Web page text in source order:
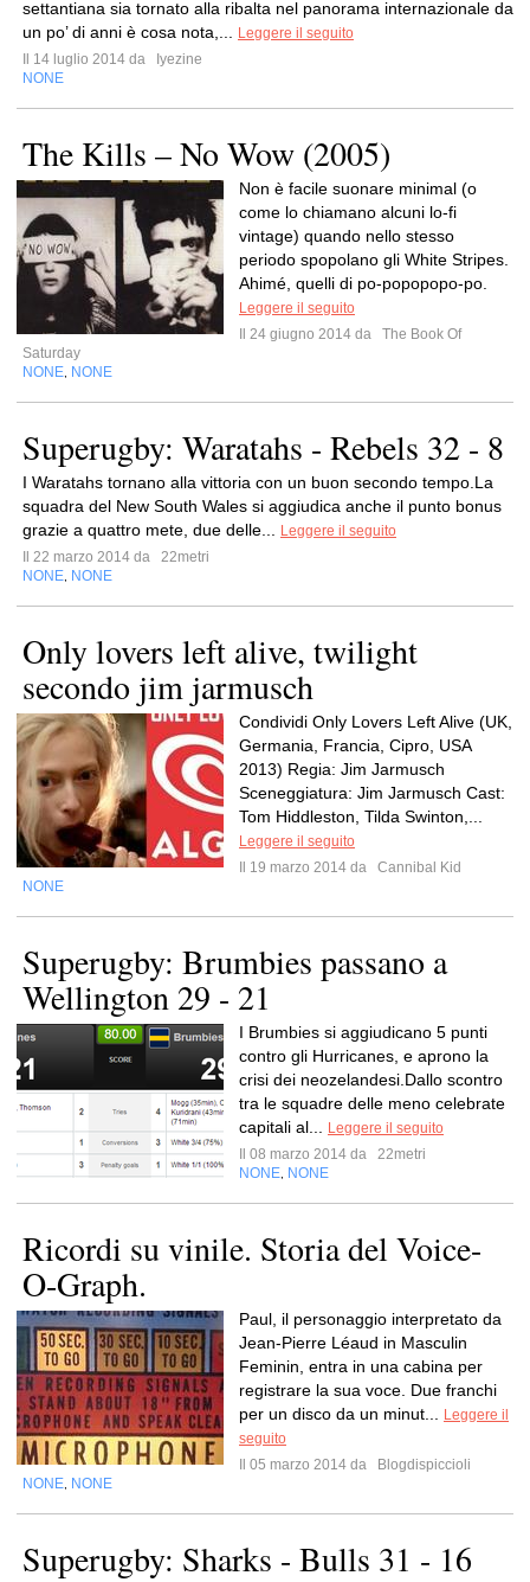
settantiana sia tornato alla ribalta nel panorama internazionale da
un po’ di anni è cosa nota,...
Leggere il seguito
Il 14 luglio 2014 da
Iyezine
NONE
The Kills – No Wow (2005)
Non è facile suonare minimal (o
come lo chiamano alcuni lo-fi
vintage) quando nello stesso
periodo spopolano gli White Stripes.
Ahimé, quelli di po-popopopo-po.
Leggere il seguito
Il 24 giugno 2014 da
The Book Of
Saturday
NONE NONE
Superugby: Waratahs - Rebels 32 - 8
I Waratahs tornano alla vittoria con un buon secondo tempo.La
squadra del New South Wales si aggiudica anche il punto bonus
grazie a quattro mete, due delle...
Leggere il seguito
Il 22 marzo 2014 da
22metri
NONE NONE
Only lovers left alive, twilight
secondo jim jarmusch
Condividi Only Lovers Left Alive (UK,
Germania, Francia, Cipro, USA
2013) Regia: Jim Jarmusch
Sceneggiatura: Jim Jarmusch Cast:
Tom Hiddleston, Tilda Swinton,...
Leggere il seguito
Il 19 marzo 2014 da
Cannibal Kid
NONE
Superugby: Brumbies passano a
Wellington 29 - 21
I Brumbies si aggiudicano 5 punti
contro gli Hurricanes, e aprono la
crisi dei neozelandesi.Dallo scontro
tra le squadre delle meno celebrate
capitali al...
Leggere il seguito
Il 08 marzo 2014 da
22metri
NONE NONE
Ricordi su vinile. Storia del Voice-
O-Graph.
Paul, il personaggio interpretato da
Jean-Pierre Léaud in Masculin
Feminin, entra in una cabina per
registrare la sua voce. Due franchi
per un disco da un minut...
Leggere il
seguito
Il 05 marzo 2014 da
Blogdispiccioli
NONE NONE
Superugby: Sharks - Bulls 31 - 16